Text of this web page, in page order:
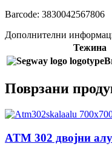
Barcode: 3830042567806
Дополнителни
Тежина
Поврзани
ATM 302 двојни